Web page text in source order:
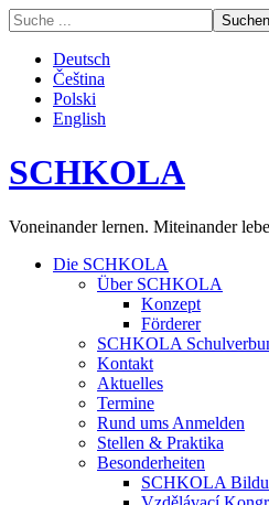
Deutsch
Čeština
Polski
English
SCHKOLA
Voneinander lernen. Miteinander
Die SCHKOLA
Über SCHKOLA
Konzept
Förderer
SCHKOLA
Kontakt
Aktuelles
Termine
Rund ums Anmelden
Stellen & Praktika
Besonderheiten
SCHKOLA